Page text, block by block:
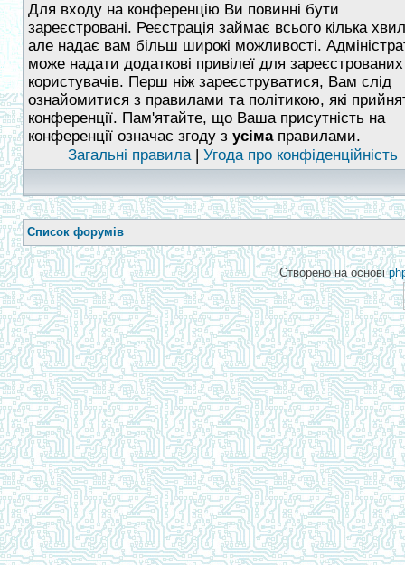
Для входу на конференцію Ви повинні бути
зареєстровані. Реєстрація займає всього кілька
але надає вам більш широкі можливості.
може надати додаткові привілеї для зареєстрованих
користувачів. Перш ніж зареєструватися, Вам слід
ознайомитися з правилами та політикою, які
конференції. Пам'ятайте, що Ваша присутність на
конференції означає згоду з усімаправилами.
Загальні правила| Угода про конфіденційність
Список форумів
Створено на основі